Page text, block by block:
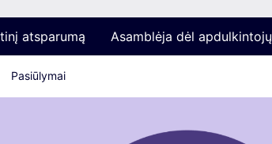
atsparumą Asamblėja dėl apdulkintojų
Pasiūlymai